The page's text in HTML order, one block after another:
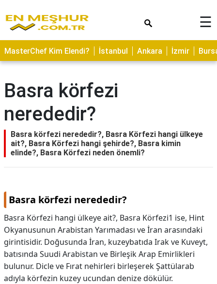
ASTROLOJİ
SAĞLIK
TARİFLERİ
GEZİLECEK
YERLER
CİLT
BAKIMI
NEDİR
ALANLARI
HAMİLELİK
KAPLICALAR
İLETİŞİM
☰
MasterChef Kim Elendi? İstanbul Ankara İzmir
Basra körfezi
nerededir?
Basra körfezi nerededir?, Basra Körfezi hangi ülkeye
ait?, Basra Körfezi hangi şehirde?, Basra kimin
elinde?, Basra Körfezi neden önemli?
Basra körfezi nerededir?
Basra Körfezi hangi ülkeye ait?, Basra Körfezi1 ise, Hint
Okyanusunun Arabistan Yarımadası ve İran arasındaki
girintisidir. Doğusunda İran, kuzeybatıda Irak ve Kuveyt,
batısında Suudi Arabistan ve Birleşik Arap Emirlikleri
bulunur. Dicle ve Fırat nehirleri birleşerek Şattülarab
adıyla körfezin kuzey ucundan denize dökülür.